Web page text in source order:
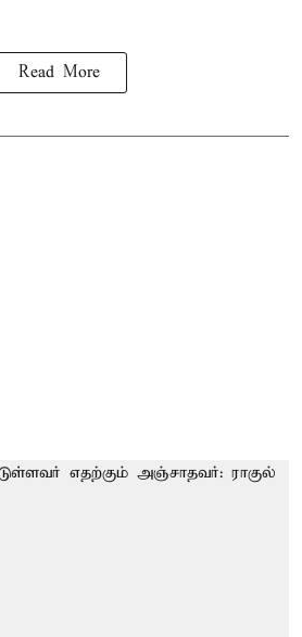
Read More